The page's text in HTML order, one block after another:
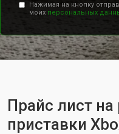
Нажимая на кнопку
моих персональных
Прайс лист
приставки